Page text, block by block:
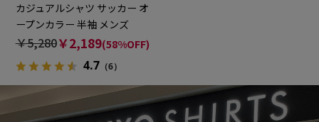
カジュアルシャツ サッカー オ
ープンカラー 半袖 メンズ
￥5,280￥2,189(58%OFF)
4.7（6）